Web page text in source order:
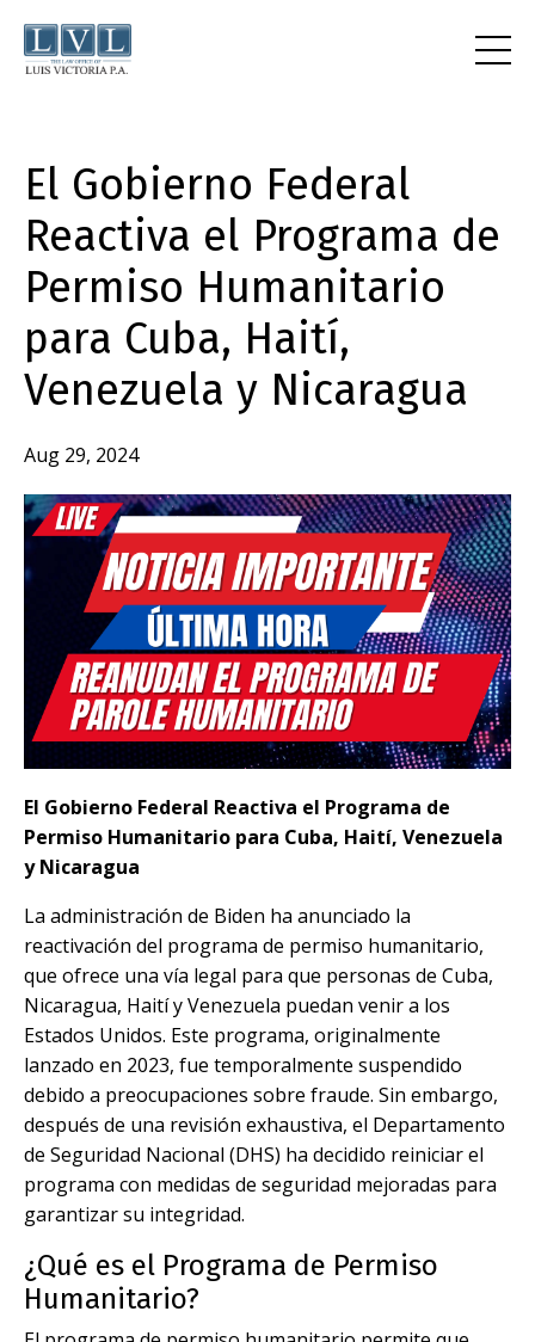
El Gobierno Federal
Reactiva el Programa de
Permiso Humanitario
para Cuba, Haití,
Venezuela y Nicaragua
Aug 29, 2024
El Gobierno Federal Reactiva el Programa de
Permiso Humanitario para Cuba, Haití, Venezuela
y Nicaragua
La administración de Biden ha anunciado la
reactivación del programa de permiso humanitario,
que ofrece una vía legal para que personas de Cuba,
Nicaragua, Haití y Venezuela puedan venir a los
Estados Unidos. Este programa, originalmente
lanzado en 2023, fue temporalmente suspendido
debido a preocupaciones sobre fraude. Sin embargo,
después de una revisión exhaustiva, el Departamento
de Seguridad Nacional (DHS) ha decidido reiniciar el
programa con medidas de seguridad mejoradas para
garantizar su integridad.
¿Qué es el Programa de Permiso
Humanitario?